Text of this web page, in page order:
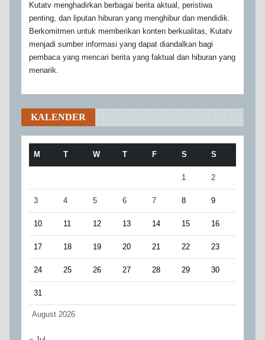
Kutatv menghadirkan berbagai berita aktual, peristiwa
penting, dan liputan hiburan yang menghibur dan mendidik.
Berkomitmen untuk memberikan konten berkualitas, Kutatv
menjadi sumber informasi yang dapat diandalkan bagi
pembaca yang mencari berita yang faktual dan hiburan yang
menarik.
KALENDER
August 2026
M T W T F S S
1 2
3 4 5 6 7 8 9
10 11 12 13 14 15 16
17 18 19 20 21 22 23
24 25 26 27 28 29 30
31